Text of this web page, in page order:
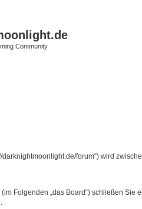
Community
darknightmoonlight.de/forum“) wird
Folgenden „das Board“) schließen